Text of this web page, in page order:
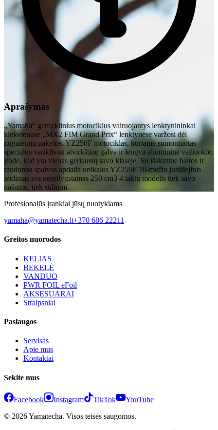
Aprašymas
„Yamaha“ gamyklinius motociklus vairuojantys lenktynininkai
kiekvienose „MX2 FIM Grand Prix“ lenktynėse varžosi dėl
nugalėtojų pakylos. YZ250F motociklas, kuriame sumontuotas
specialus variklis su atvirkštine galva ir lengva aliumininė važiuoklė,
įrodė, kad yra vienas geriausių savo klasėje. Su išskirtine baltos ir
raudonos spalvos apdaila unikalus YZ250F 70-mečio jubiliejinis
leidimas yra neprilygstamas 250 cm3 4 taktų modelis tiek savo
našumu, tiek stiliumi.
Profesionalūs įrankiai jūsų nuotykiams
yamaha@yamatecha.lt+370 686 22211
Greitos nuorodos
KELIAS
BEKELĖ
VANDUO
PWR FOIL eFoil
AKSESUARAI
Straipsniai
Paslaugos
Servisas
Apie mus
Kontaktai
Sekite mus
Facebook Instagram TikTok
YouTube
© 2026 Yamatecha. Visos teisės saugomos.